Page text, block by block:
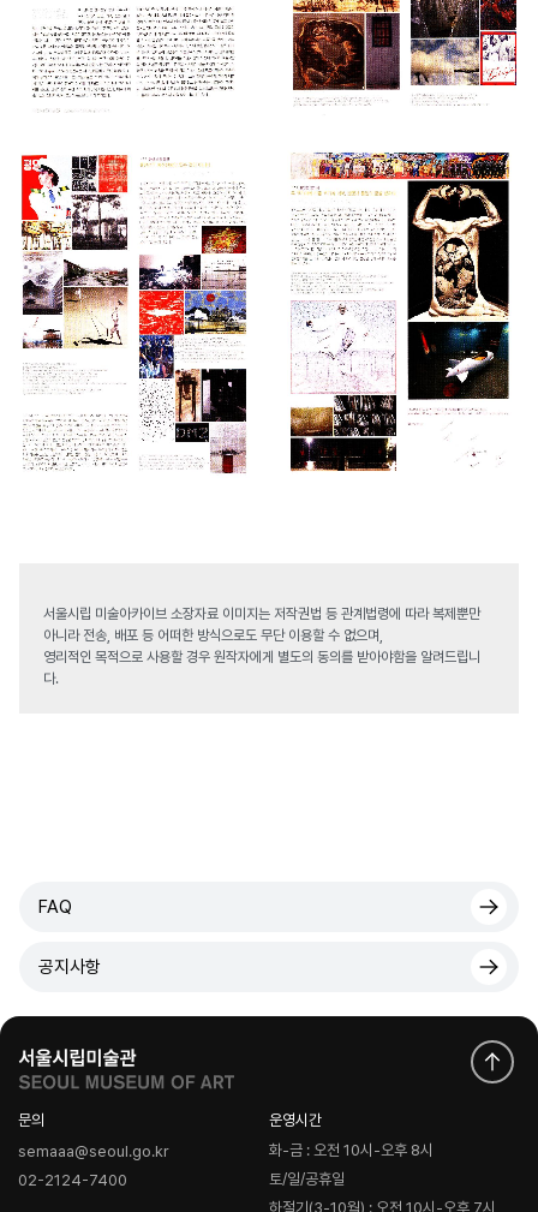
서울시립 미술아카이브 소장자료 이미지는 저작권법 등 관계법령에 따라 복제뿐만
아니라 전송, 배포 등 어떠한 방식으로도 무단 이용할 수 없으며,
영리적인 목적으로 사용할 경우 원작자에게 별도의 동의를 받아야함을 알려드립니
다.
FAQ
공지사항
문의
semaaa@seoul.go.kr
02-2124-7400
운영시간
화-금 : 오전 10시-오후 8시
토/일/공휴일
하절기(3-10월) : 오전 10시-오후 7시